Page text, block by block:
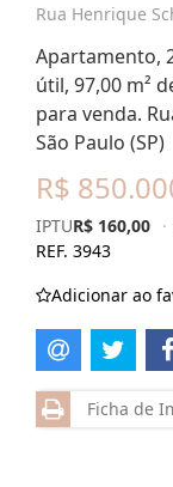
Rua Henrique
Apartamento,
útil, 97,00 m²
para venda.
São Paulo (SP)
R$
IPTUR$ 160,00 ·
REF. 3943
Adicionar ao
Ficha de